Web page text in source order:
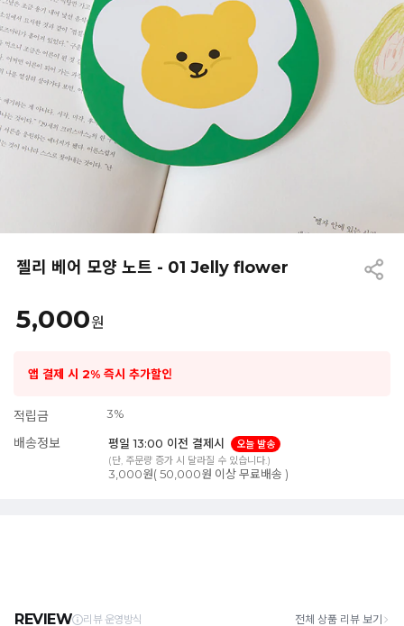
젤리 베어 모양 노트 - 01 Jelly flower
5,000원
앱 결제 시 2% 즉시 추가할인
적립금 3%
배송정보 평일 13:00 이전 결제시
오늘 발송
(단, 주문량 증가 시 달라질 수 있습니다.)
3,000원( 50,000원 이상 무료배송 )